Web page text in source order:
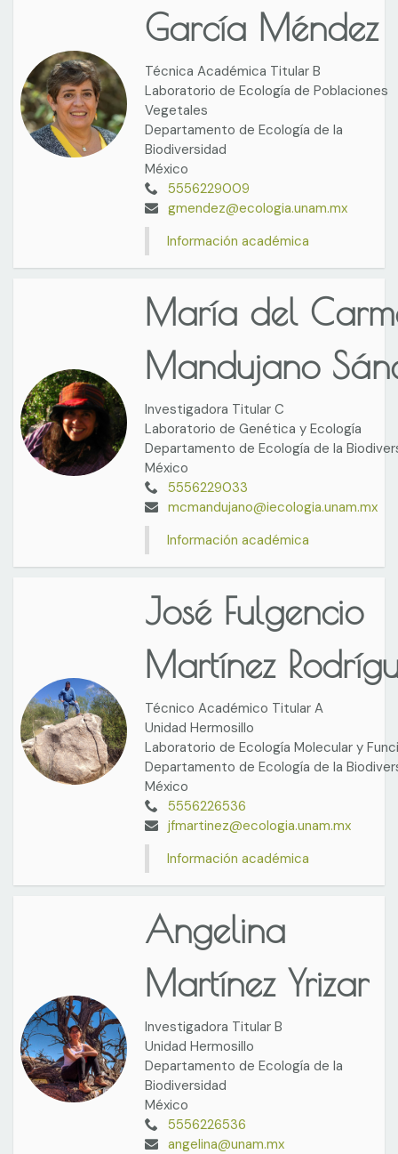
García Méndez
Técnica Académica Titular B
Laboratorio de Ecología de Poblaciones
Vegetales
Departamento de Ecología de la
Biodiversidad
México
5556229009
gmendez@ecologia.unam.mx
Información académica
María del
Mandujano
Investigadora Titular C
Laboratorio de Genética y Ecología
Departamento de Ecología de la
México
5556229033
mcmandujano@iecologia.unam.mx
Información académica
José Fulgencio
Martínez
Técnico Académico Titular A
Unidad Hermosillo
Laboratorio de Ecología Molecular y
Departamento de Ecología de la
México
5556226536
jfmartinez@ecologia.unam.mx
Información académica
Angelina
Martínez Yrizar
Investigadora Titular B
Unidad Hermosillo
Departamento de Ecología de la
Biodiversidad
México
5556226536
angelina@unam.mx